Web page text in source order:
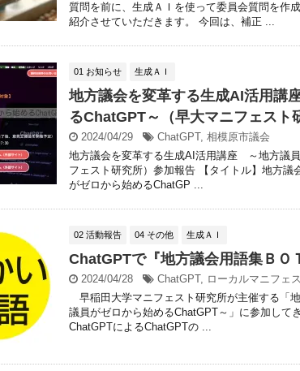
質問を前に、生成ＡＩを使って委員会質問を作
紹介させていただきます。 今回は、補正 ...
01 お知らせ 生成ＡＩ
地方議会を変革する生成AI活用
るChatGPT～（早大マニフェスト
2024/04/29 ChatGPT, 相模原市議会
地方議会を変革する生成AI活用講座 ～地方議
フェスト研究所）参加報告 【タイトル】地方
がゼロから始めるChatGP ...
02 活動報告 04 その他 生成ＡＩ
ChatGPTで『地方議会用語集ＢＯ
2024/04/28 ChatGPT, ローカルマニフェ
早稲田大学マニフェスト研究所が主催する「
議員がゼロから始めるChatGPT～」に参加して
ChatGPTによるChatGPTの ...